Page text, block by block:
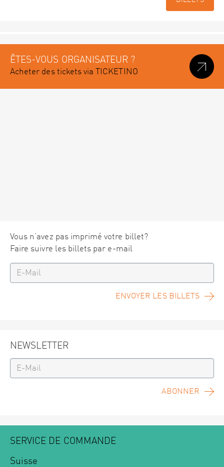
ÊTES-VOUS ORGANISATEUR ?
Acheter des tickets via TICKETINO
Vous n’avez pas imprimé votre billet?
Faire suivre les billets par e-mail
ENVOYER LES BILLETS
NEWSLETTER
ABONNER
SERVICE DE COMMANDE
Suisse